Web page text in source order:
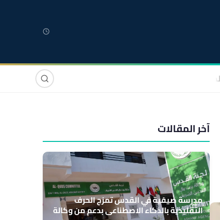
صوت وصورة
آخر المقالات
مدرسة صيفية في القدس تمزج الحرف
التقليدية بالذكاء الاصطناعي بدعم من وكالة